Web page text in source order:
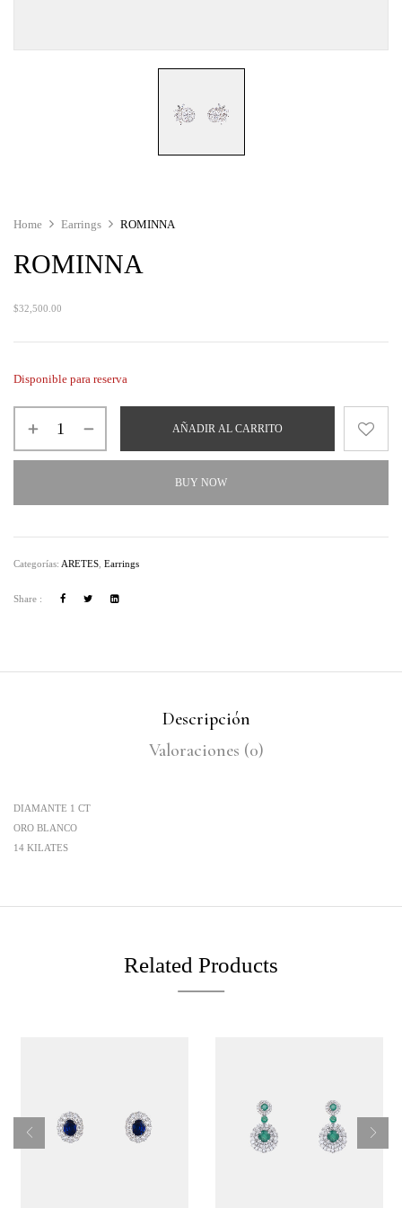
Home Earrings ROMINNA
ROMINNA
$32,500.00
Disponible para reserva
AÑADIR AL CARRITO
BUY NOW
Categorías: ARETES Earrings
Share :
Descripción
Valoraciones (0)
DIAMANTE 1 CT
ORO BLANCO
14 KILATES
Related Products